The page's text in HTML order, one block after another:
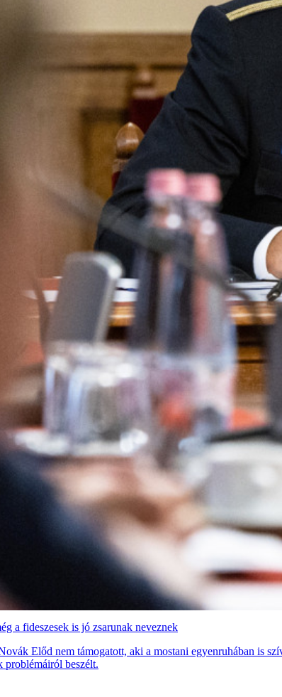
a fideszesek is jó zsarunak neveznek
Előd nem támogatott, aki a mostani egyenruhában is
problémáiról beszélt.